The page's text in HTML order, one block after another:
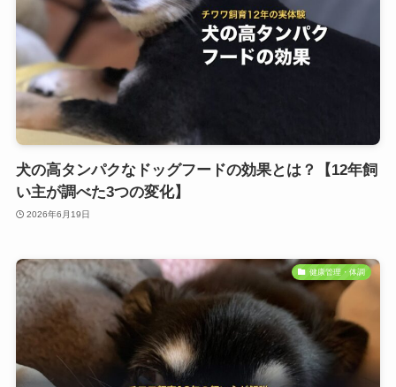
犬の高タンパクなドッグフードの効果とは？【12年飼
い主が調べた3つの変化】
2026年6月19日
健康管理・体調